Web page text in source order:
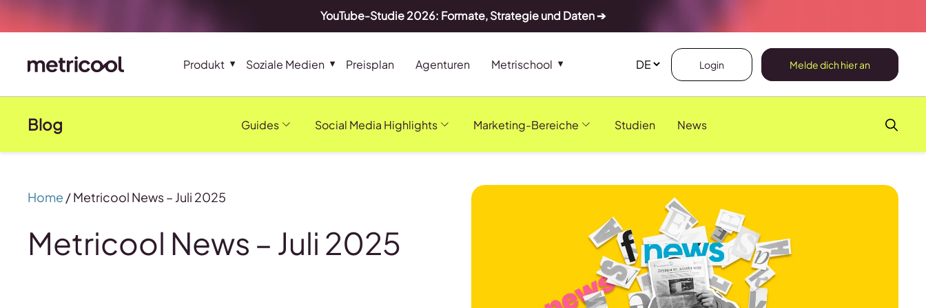
YouTube-Studie 2026: Formate, Strategie und Daten ➔
Produkt Soziale Medien Preisplan Agenturen Metrischool Login Melde dich hier an
Blog Guides Social Media Highlights Marketing-Bereiche Studien News
Home /Metricool News – Juli 2025
Metricool News – Juli 2025